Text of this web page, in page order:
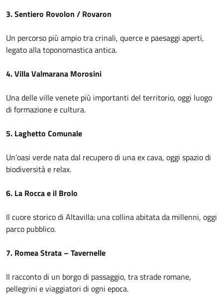
3. Sentiero Rovolon / Rovaron
Un percorso più ampio tra crinali, querce e paesaggi aperti,
legato alla toponomastica antica.
4. Villa Valmarana Morosini
Una delle ville venete più importanti del territorio, oggi luogo
di formazione e cultura.
5. Laghetto Comunale
Un’oasi verde nata dal recupero di una ex cava, oggi spazio di
biodiversità e relax.
6. La Rocca e il Brolo
Il cuore storico di Altavilla: una collina abitata da millenni, oggi
parco pubblico.
7. Romea Strata – Tavernelle
Il racconto di un borgo di passaggio, tra strade romane,
pellegrini e viaggiatori di ogni epoca.